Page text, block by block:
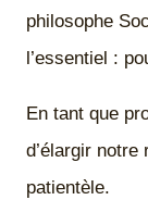
philosophe
l’essentiel :
En tant que
d’élargir notre
patientèle.